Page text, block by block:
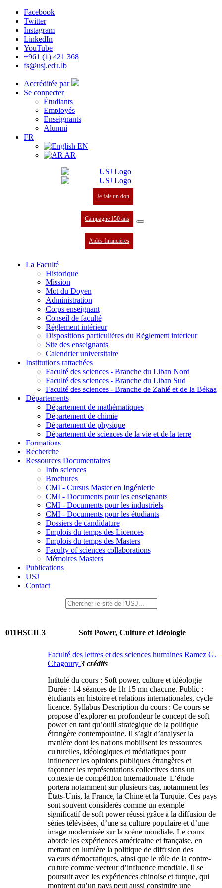
Facebook
Twitter
Instagram
LinkedIn
YouTube
+961 (1) 421 368
fs@usj.edu.lb
Accréditée par
Se connecter
Étudiants
Employés
Enseignants
Alumni
FR
EN
AR
Je fais un don
Campagne 150 ans
Aides financières
La Faculté
Historique
Mission
Mot du Doyen
Administration
Corps enseignant
Conseil de faculté
Règlement intérieur
Dispositions particulières du Règlement intérieur
Site des enseignants
Calendrier universitaire
Institutions rattachées
Faculté des sciences - Branche du Liban Nord
Faculté des sciences - Branche du Liban Sud
Faculté des sciences - Branche de Zahlé et de la Békaa
Départements
Département de mathématiques
Département de chimie
Département de physique
Département de sciences de la vie et de la terre
Formations
Recherche
Ressources Documentaires
Info sciences
Brochures
CMI - Cursus Master en Ingénierie
CMI - Documents pour les enseignants
CMI - Documents pour les industriels
CMI - Documents pour les étudiants
Dossiers de candidature
Emplois du temps des Licences
Emplois du temps des Masters
Faculty of sciences collaborations
Mémoires Masters
Publications
USJ
Contact
011HSCIL3 Soft Power, Culture et Idéologie
Faculté des lettres et des sciences humaines Ramez G.
Chagoury 3 crédits
Intitulé du cours : Soft power, culture et idéologie
Durée : 14 séances de 1h 15 mn chacune. Public :
étudiants en histoire et relations internationales, cycle
licence. Syllabus Description du cours : Ce cours se
propose d’explorer en profondeur le concept de soft
power en tant qu’outil stratégique de la politique
étrangère contemporaine. Il s’agit d’analyser la
manière dont les nations mobilisent les ressources
culturelles, idéologiques et médiatiques pour
influencer les opinions publiques étrangères et
façonner les représentations collectives dans un
contexte de compétition internationale. L’étude
portera notamment sur plusieurs cas, notamment les
États-Unis, la France, la Chine et la Turquie. Ces pays
sont souvent considérés comme un exemple
significatif de soft power réussi grâce à la diffusion de
séries télévisées, d’une sa culture populaire et d’une
image modernisée sur la scène mondiale. Le cours
aborde les expériences américaine et française, en
mettant en lumière la politique de diffusion des
valeurs démocratiques, ainsi que le rôle de la contre-
culture comme vecteur d’influence mondiale. Il se
poursuit avec les expériences chinoise et turque, qui
montrent qu’un pays peut aussi construire une